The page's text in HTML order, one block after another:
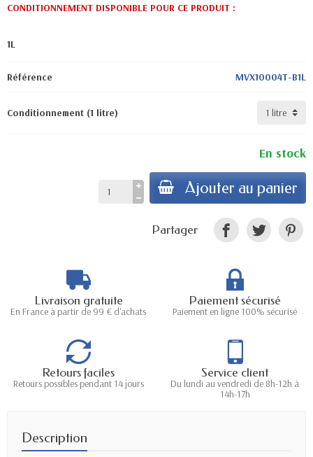
CONDITIONNEMENT DISPONIBLE POUR CE PRODUIT :
1L
Référence MVX10004T-B1L
Conditionnement (1 litre)
En stock
Ajouter au panier
Partager
Livraison gratuite
En France à partir de 99 € d'achats
Paiement sécurisé
Paiement en ligne 100% sécurisé
Retours faciles
Retours possibles pendant 14 jours
Service client
Du lundi au vendredi de 8h-12h à
14h-17h
Description